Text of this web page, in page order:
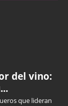
del vino:
que lideran